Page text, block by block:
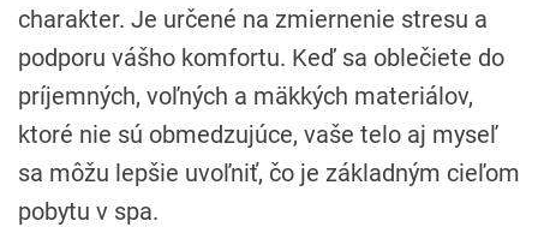
charakter. Je určené na zmiernenie stresu a
podporu vášho komfortu. Keď sa oblečiete do
príjemných, voľných a mäkkých materiálov,
ktoré nie sú obmedzujúce, vaše telo aj myseľ
sa môžu lepšie uvoľniť, čo je základným cieľom
pobytu v spa.